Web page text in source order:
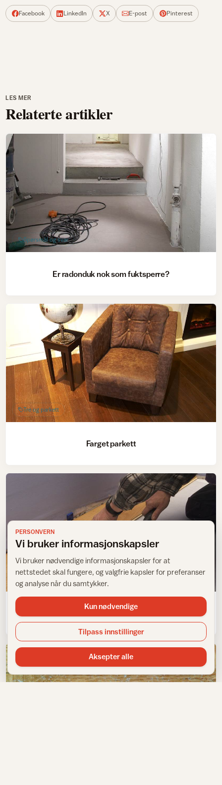
Facebook LinkedIn X E-post Pinterest
LES MER
Relaterte artikler
Spørsmål og svar
Er radonduk nok som fuktsperre?
Tre og parkett
Farget parkett
Fjerning av nålefilt
PERSONVERN
Vi bruker informasjonskapsler
Vi bruker nødvendige informasjonskapsler for at
nettstedet skal fungere, og valgfrie kapsler for preferanser
og analyse når du samtykker.
Kun nødvendige
Tilpass innstillinger
Aksepter alle